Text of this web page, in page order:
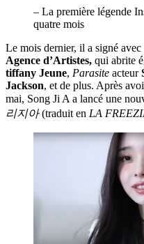
– La première légende
quatre mois
Le mois dernier, il a signé
Agence d’Artistes, qui abrite
tiffany Jeune, Parasite acteur
Jackson, et de plus. Après
mai, Song Ji A a lancé une
리지아(traduit en LA